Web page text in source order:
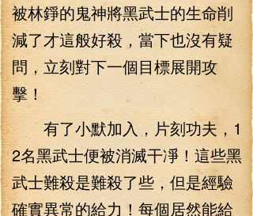
被林錚的鬼神將黑武士的生命削
減了才這般好殺，當下也沒有疑
問，立刻對下一個目標展開攻
擊！
有了小默加入，片刻功夫，1
2名黑武士便被消滅干凈！這些黑
武士難殺是難殺了些，但是經驗
確實異常的給力！每個居然能給